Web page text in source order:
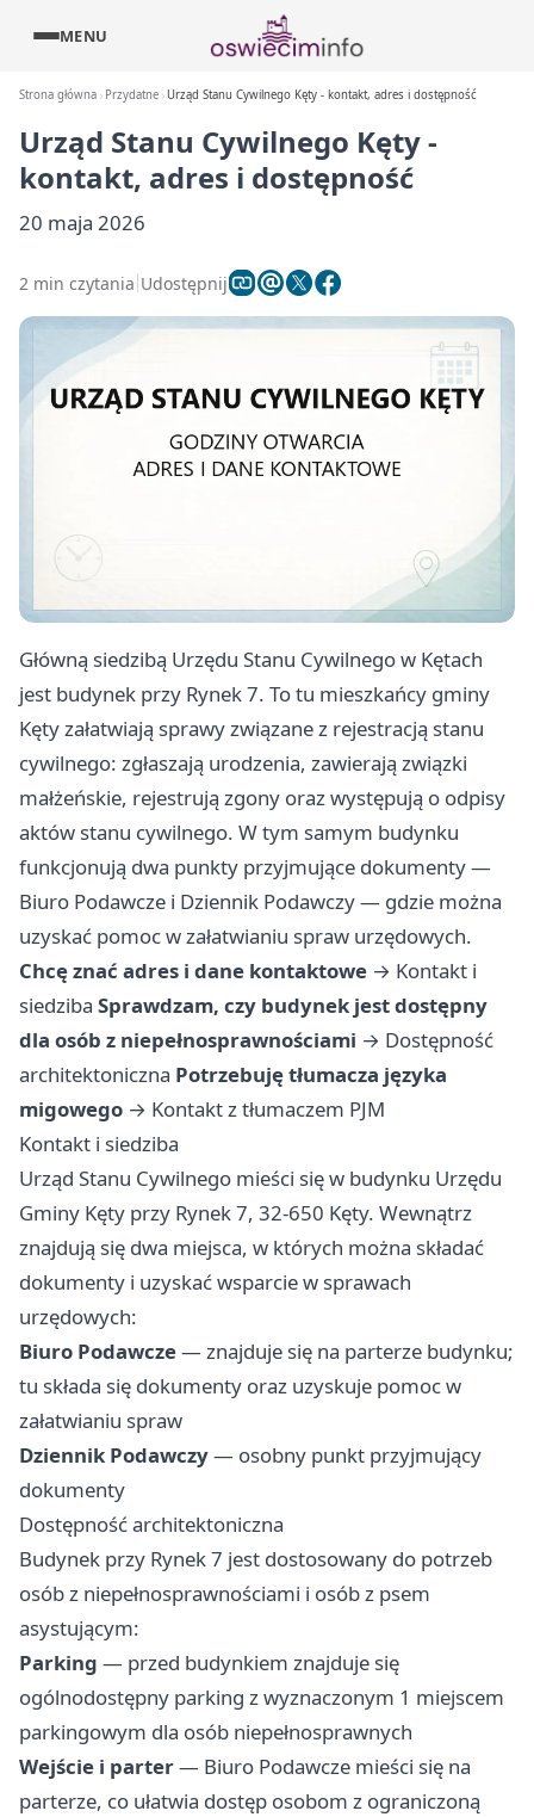
MENU
Strona główna Przydatne Urząd Stanu Cywilnego Kęty - kontakt, adres i dostępność
Urząd Stanu Cywilnego Kęty -
kontakt, adres i dostępność
20 maja 2026
2 min czytania Udostępnij
Główną siedzibą Urzędu Stanu Cywilnego w Kętach
jest budynek przy Rynek 7. To tu mieszkańcy gminy
Kęty załatwiają sprawy związane z rejestracją stanu
cywilnego: zgłaszają urodzenia, zawierają związki
małżeńskie, rejestrują zgony oraz występują o odpisy
aktów stanu cywilnego. W tym samym budynku
funkcjonują dwa punkty przyjmujące dokumenty —
Biuro Podawcze i Dziennik Podawczy — gdzie można
uzyskać pomoc w załatwianiu spraw urzędowych.
Chcę znać adres i dane kontaktowe → Kontakt i
siedziba Sprawdzam, czy budynek jest dostępny
dla osób z niepełnosprawnościami → Dostępność
architektoniczna Potrzebuję tłumacza języka
migowego → Kontakt z tłumaczem PJM
Kontakt i siedziba
Urząd Stanu Cywilnego mieści się w budynku Urzędu
Gminy Kęty przy Rynek 7, 32-650 Kęty. Wewnątrz
znajdują się dwa miejsca, w których można składać
dokumenty i uzyskać wsparcie w sprawach
urzędowych:
Biuro Podawcze— znajduje się na parterze budynku;
tu składa się dokumenty oraz uzyskuje pomoc w
załatwianiu spraw
Dziennik Podawczy— osobny punkt przyjmujący
dokumenty
Dostępność architektoniczna
Budynek przy Rynek 7 jest dostosowany do potrzeb
osób z niepełnosprawnościami i osób z psem
asystującym:
Parking — przed budynkiem znajduje się
ogólnodostępny parking z wyznaczonym 1 miejscem
parkingowym dla osób niepełnosprawnych
Wejście i parter— Biuro Podawcze mieści się na
parterze, co ułatwia dostęp osobom z ograniczoną